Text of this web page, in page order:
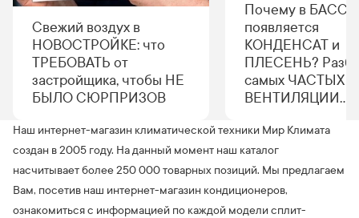
Свежий воздух в
НОВОСТРОЙКЕ: что
ТРЕБОВАТЬ от
застройщика, чтобы НЕ
БЫЛО СЮРПРИЗОВ
Почему в
появляется
КОНДЕНСАТ и
ПЛЕСЕНЬ?
самых ЧАСТЫХ
ВЕНТИЛЯЦИИ
Наш интернет-магазин климатической техники Мир Климата
создан в 2005 году. На данный момент наш каталог
насчитывает более 250 000 товарных позиций. Мы предлагаем
Вам, посетив наш интернет-магазин кондиционеров,
ознакомиться с информацией по каждой модели сплит-